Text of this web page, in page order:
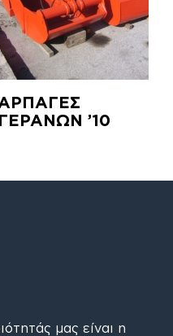
ΓΕΡΑΝΩΝ ’10
μας είναι η